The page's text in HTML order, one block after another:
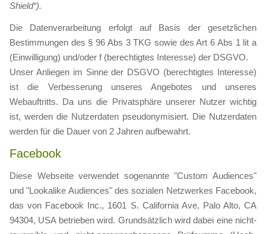
Shield“).
Die Datenverarbeitung erfolgt auf Basis der gesetzlichen
Bestimmungen des § 96 Abs 3 TKG sowie des Art 6 Abs 1 lit a
(Einwilligung) und/oder f (berechtigtes Interesse) der DSGVO.
Unser Anliegen im Sinne der DSGVO (berechtigtes Interesse)
ist die Verbesserung unseres Angebotes und unseres
Webauftritts. Da uns die Privatsphäre unserer Nutzer wichtig
ist, werden die Nutzerdaten pseudonymisiert. Die Nutzerdaten
werden für die Dauer von 2 Jahren aufbewahrt.
Facebook
Diese Webseite verwendet sogenannte "Custom Audiences"
und "Lookalike Audiences" des sozialen Netzwerkes Facebook,
das von Facebook Inc., 1601 S. California Ave, Palo Alto, CA
94304, USA betrieben wird. Grundsätzlich wird dabei eine nicht-